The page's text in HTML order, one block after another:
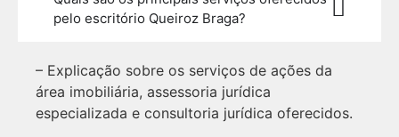
pelo escritório Queiroz Braga?
– Explicação sobre os serviços de ações da
área imobiliária, assessoria jurídica
especializada e consultoria jurídica oferecidos.